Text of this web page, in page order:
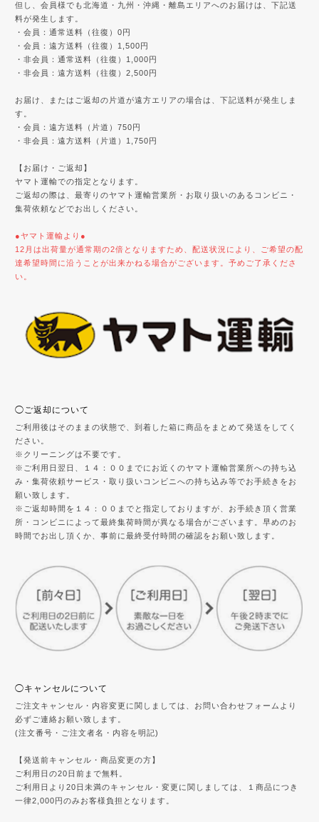
但し、会員様でも北海道・九州・沖縄・離島エリアへのお届けは、下記送
料が発生します。
・会員：通常送料（往復）0円
・会員：遠方送料（往復）1,500円
・非会員：通常送料（往復）1,000円
・非会員：遠方送料（往復）2,500円
お届け、またはご返却の片道が遠方エリアの場合は、下記送料が発生しま
す。
・会員：遠方送料（片道）750円
・非会員：遠方送料（片道）1,750円
【お届け・ご返却】
ヤマト運輸での指定となります。
ご返却の際は、最寄りのヤマト運輸営業所・お取り扱いのあるコンビニ・
集荷依頼などでお出しください。
●ヤマト運輸より●
12月は出荷量が通常期の2倍となりますため、配送状況により、ご希望の配
達希望時間に沿うことが出来かねる場合がございます。予めご了承くださ
い。
◯ご返却について
ご利用後はそのままの状態で、到着した箱に商品をまとめて発送をしてく
ださい。
※クリーニングは不要です。
※ご利用日翌日、１４：００までにお近くのヤマト運輸営業所への持ち込
み・集荷依頼サービス・取り扱いコンビニへの持ち込み等でお手続きをお
願い致します。
※ご返却時間を１４：００までと指定しておりますが、お手続き頂く営業
所・コンビニによって最終集荷時間が異なる場合がございます。早めのお
時間でお出し頂くか、事前に最終受付時間の確認をお願い致します。
◯キャンセルについて
ご注文キャンセル・内容変更に関しましては、お問い合わせフォームより
必ずご連絡お願い致します。
(注文番号・ご注文者名・内容を明記)
【発送前キャンセル・商品変更の方】
ご利用日の20日前まで無料。
ご利用日より20日未満のキャンセル・変更に関しましては、１商品につき
一律2,000円のみお客様負担となります。